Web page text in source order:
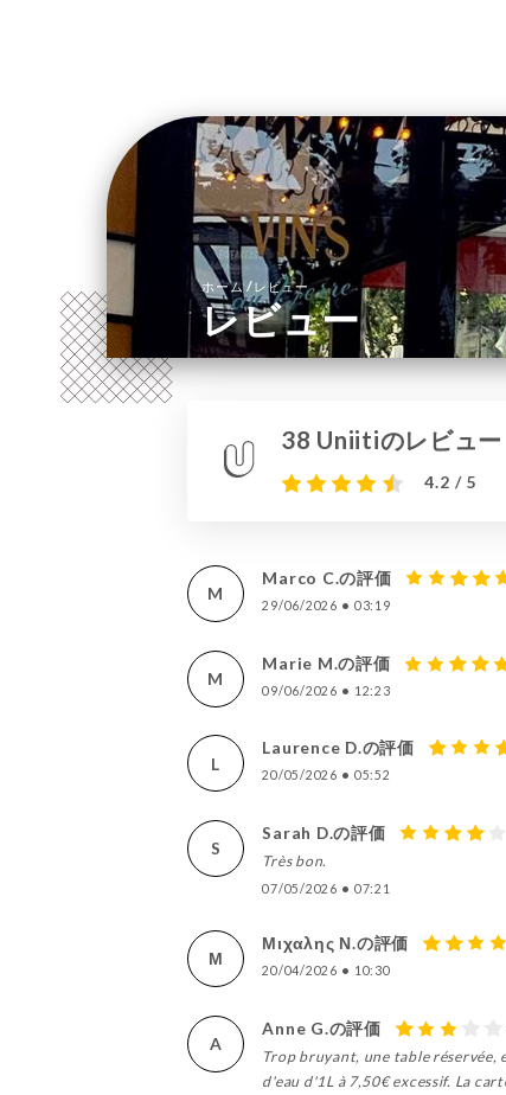
ホーム/ レビュー
レビュー
38 Uniitiのレビュー
4.2 / 5
M
Marco C.の評価
29/06/2026 • 03:19
M
Marie M.の評価
09/06/2026 • 12:23
L
Laurence D.の評価
20/05/2026 • 05:52
S
Sarah D.の評価
Très bon.
07/05/2026 • 07:21
Μ
Μιχαλης Ν.の評価
20/04/2026 • 10:30
A
Anne G.の評価
Trop bruyant, une table
d'eau d'1L à 7,50€ excessif. La